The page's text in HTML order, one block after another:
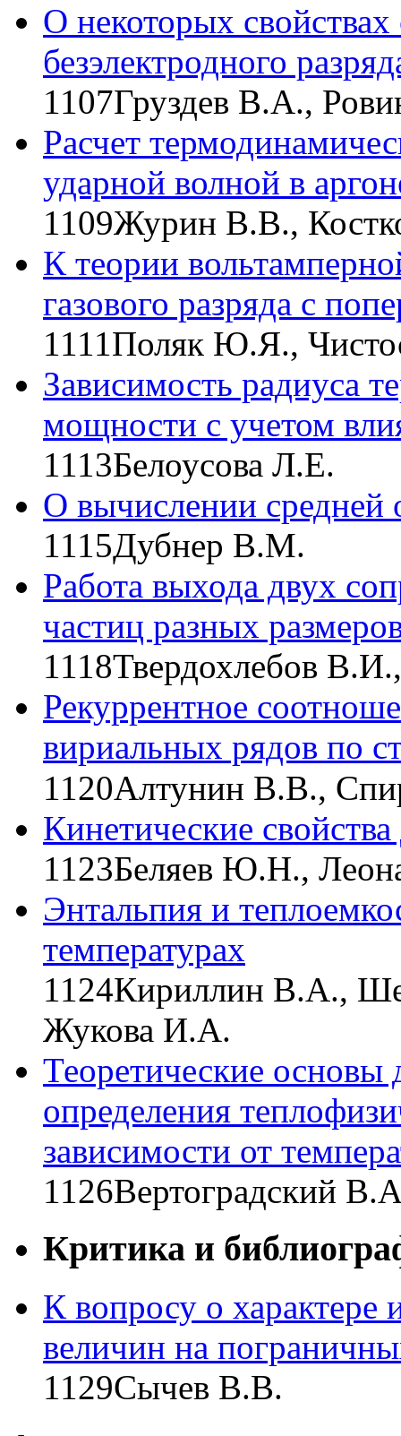
О некоторых свойствах
безэлектродного
1107Груздев В.А.,
Расчет
ударной волной в
1109Журин В.В.,
К теории
газового разряда с
1111Поляк Ю.Я.,
Зависимость радиуса
мощности с учетом
1113Белоусова Л.Е.
О вычислении средней
1115Дубнер В.М.
Работа выхода двух
частиц разных
1118Твердохлебов
Рекуррентное
вириальных рядов по
1120Алтунин В.В.,
Кинетические
1123Беляев Ю.Н.,
Энтальпия и
температурах
1124Кириллин В.А.,
Жукова И.А.
Теоретические основы
определения
зависимости от
1126Вертоградский
Критика и
К вопросу о характере
величин на
1129Сычев В.В.